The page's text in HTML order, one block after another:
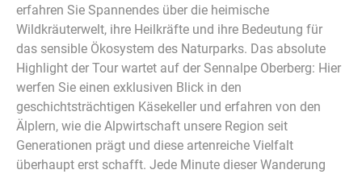
erfahren Sie Spannendes über die heimische
Wildkräuterwelt, ihre Heilkräfte und ihre Bedeutung für
das sensible Ökosystem des Naturparks. Das absolute
Highlight der Tour wartet auf der Sennalpe Oberberg: Hier
werfen Sie einen exklusiven Blick in den
geschichtsträchtigen Käsekeller und erfahren von den
Älplern, wie die Alpwirtschaft unsere Region seit
Generationen prägt und diese artenreiche Vielfalt
überhaupt erst schafft. Jede Minute dieser Wanderung